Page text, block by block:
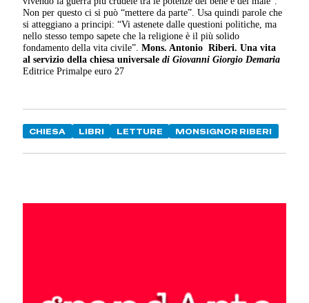
Non per questo ci si può “mettere da parte”. Usa quindi parole che
si atteggiano a principi: “Vi astenete dalle questioni politiche, ma
nello stesso tempo sapete che la religione è il più solido
fondamento della vita civile”.Mons. Antonio Riberi. Una vita
al servizio della chiesa universale di Giovanni Giorgio Demaria
Editrice Primalpe euro 27
CHIESA LIBRI LETTURE MONSIGNOR RIBERI